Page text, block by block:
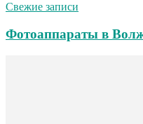
Свежие записи
Фотоаппараты в